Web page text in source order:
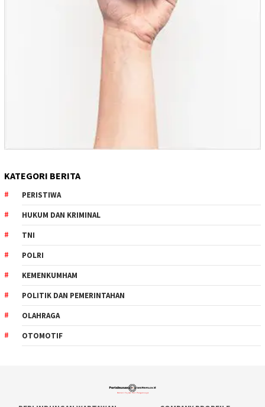
KATEGORI BERITA
PERISTIWA
HUKUM DAN KRIMINAL
TNI
POLRI
KEMENKUMHAM
POLITIK DAN PEMERINTAHAN
OLAHRAGA
OTOMOTIF